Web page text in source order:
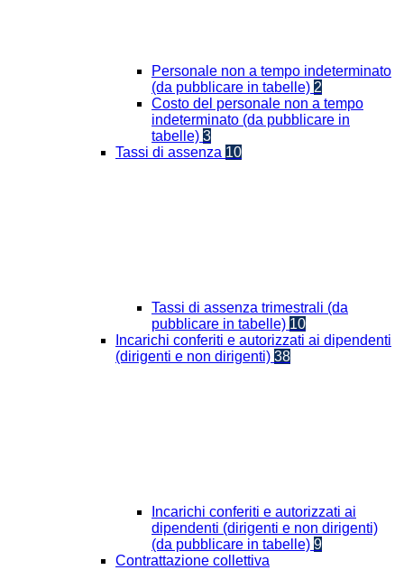
Personale non a tempo indeterminato
(da pubblicare in tabelle) 2
Costo del personale non a tempo
indeterminato (da pubblicare in
tabelle) 3
Tassi di assenza 10
Tassi di assenza trimestrali (da
pubblicare in tabelle) 10
Incarichi conferiti e autorizzati ai dipendenti
(dirigenti e non dirigenti) 38
Incarichi conferiti e autorizzati ai
dipendenti (dirigenti e non dirigenti)
(da pubblicare in tabelle) 9
Contrattazione collettiva